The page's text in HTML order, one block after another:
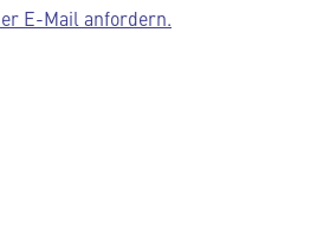
E-Mail anfordern.